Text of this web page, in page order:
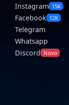
Instagram 15K
Facebook 12K
Telegram
Whatsapp
Discord Novo